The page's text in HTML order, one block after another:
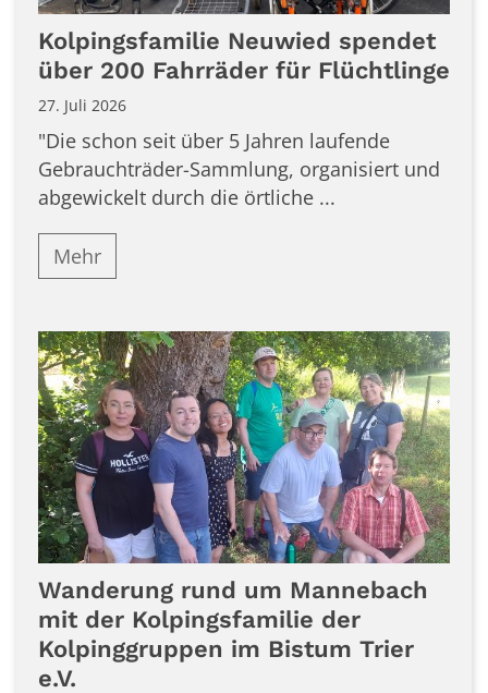
Kolpingsfamilie Neuwied spendet
über 200 Fahrräder für Flüchtlinge
27. Juli 2026
"Die schon seit über 5 Jahren laufende
Gebrauchträder-Sammlung, organisiert und
abgewickelt durch die örtliche ...
Mehr
Wanderung rund um Mannebach
mit der Kolpingsfamilie der
Kolpinggruppen im Bistum Trier
e.V.